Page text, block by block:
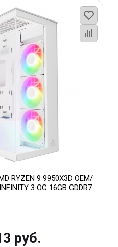
RYZEN 9 9950X3D OEM/
3 OC 16GB GDDR7
руб.